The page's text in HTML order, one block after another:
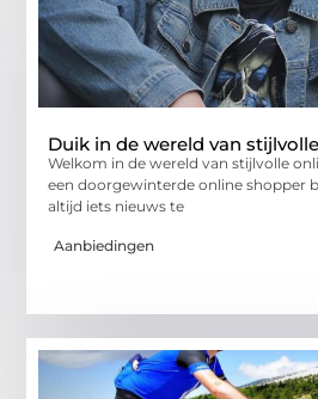
Duik in de wereld van
Welkom in de wereld van stijlvolle
een doorgewinterde online shopper
altijd iets nieuws te
Aanbiedingen